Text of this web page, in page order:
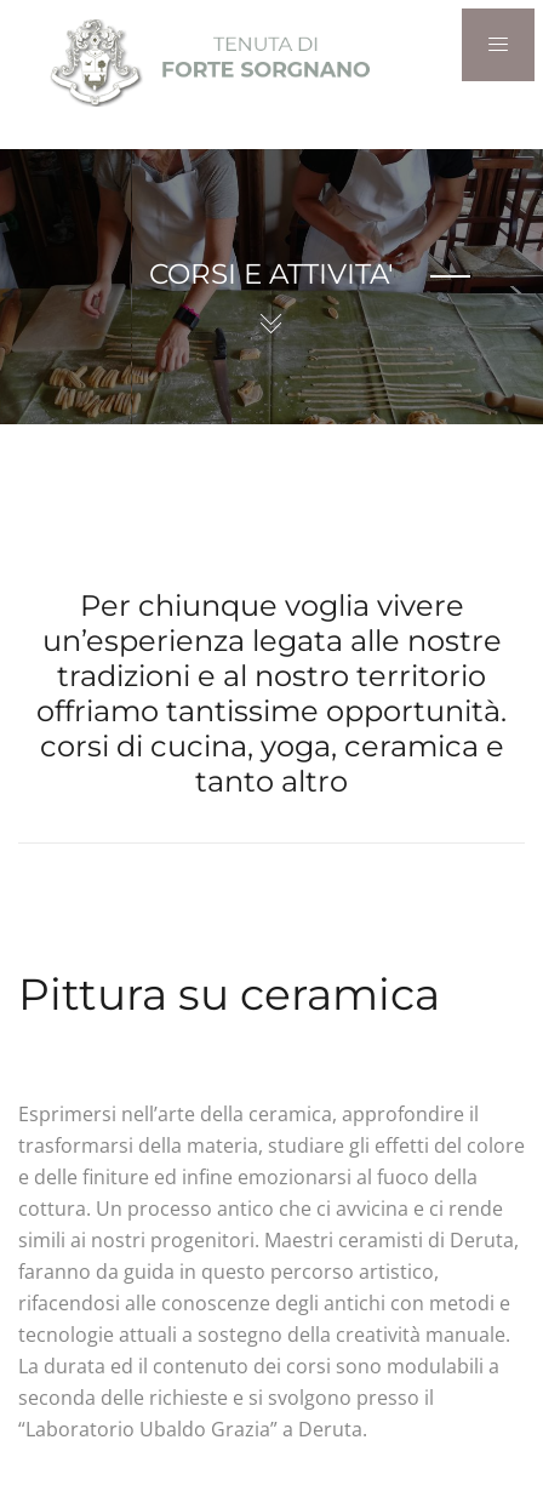
CORSI E ATTIVITA'
Per chiunque voglia vivere
un’esperienza legata alle nostre
tradizioni e al nostro territorio
offriamo tantissime opportunità.
corsi di cucina, yoga, ceramica e
tanto altro
Pittura su ceramica
Esprimersi nell’arte della ceramica, approfondire il
trasformarsi della materia, studiare gli effetti del colore
e delle finiture ed infine emozionarsi al fuoco della
cottura. Un processo antico che ci avvicina e ci rende
simili ai nostri progenitori. Maestri ceramisti di Deruta,
faranno da guida in questo percorso artistico,
rifacendosi alle conoscenze degli antichi con metodi e
tecnologie attuali a sostegno della creatività manuale.
La durata ed il contenuto dei corsi sono modulabili a
seconda delle richieste e si svolgono presso il
“Laboratorio Ubaldo Grazia” a Deruta.